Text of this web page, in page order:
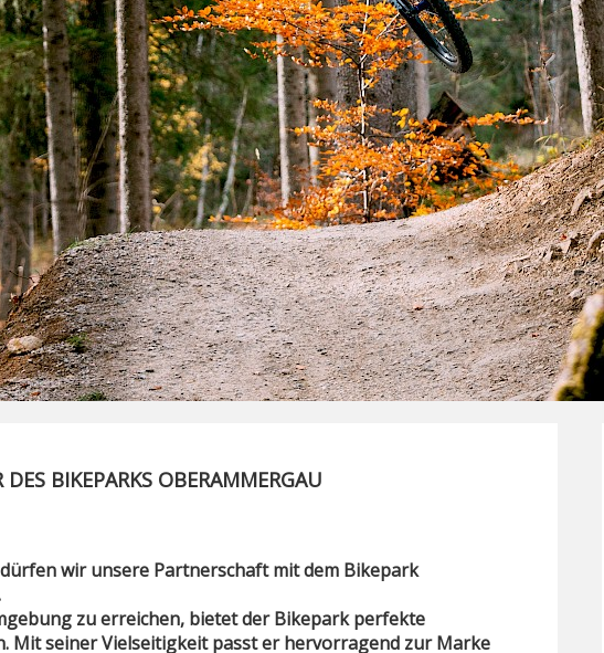
BIKEPARKS OBERAMMERGAU
wir unsere Partnerschaft mit dem Bikepark
zu erreichen, bietet der Bikepark perfekte
Mit seiner Vielseitigkeit passt er hervorragend zur Marke